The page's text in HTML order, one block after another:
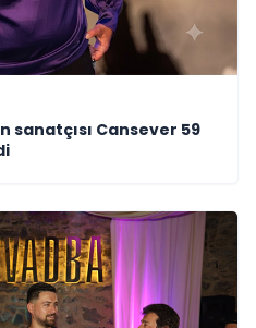
sanatçısı Cansever 59